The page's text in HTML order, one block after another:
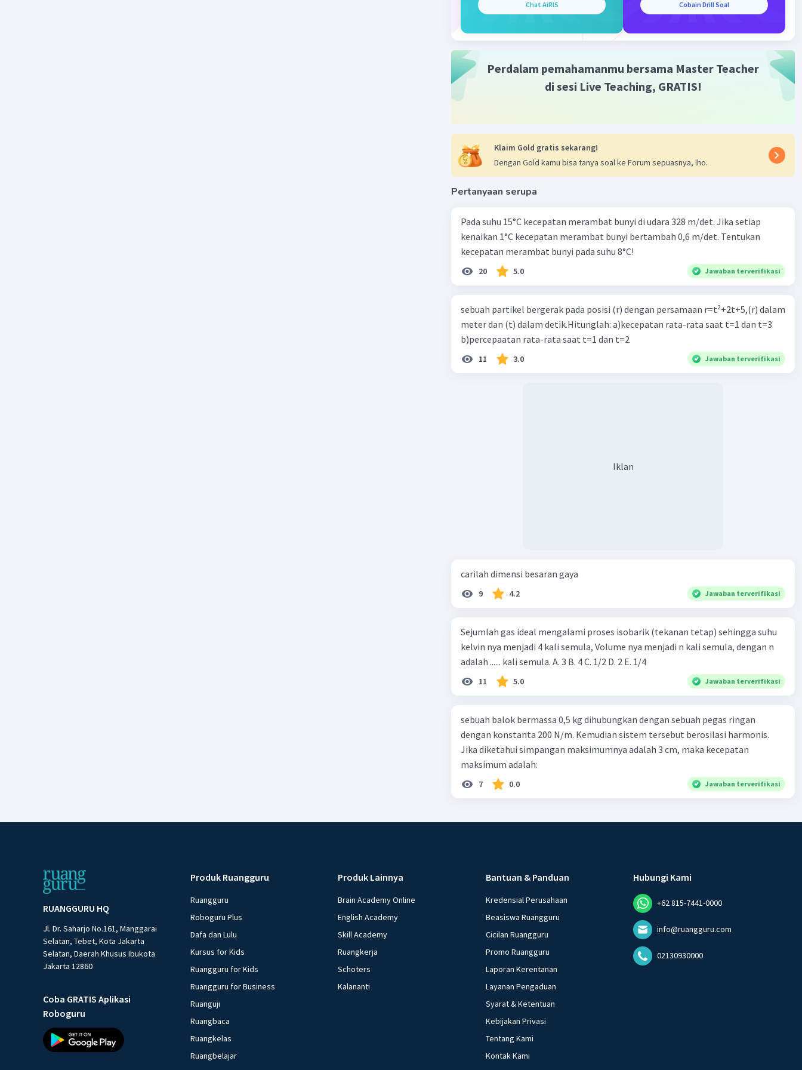
Chat AiRIS Cobain Drill Soal
Perdalam pemahamanmu bersama Master Teacher
di sesi Live Teaching, GRATIS!
Klaim Gold gratis sekarang!
Dengan Gold kamu bisa tanya soal ke Forum sepuasnya, lho.
Pertanyaan serupa
Pada suhu 15°C kecepatan merambat bunyi di udara 328 m/det. Jika setiap
kenaikan 1°C kecepatan merambat bunyi bertambah 0,6 m/det. Tentukan
kecepatan merambat bunyi pada suhu 8°C!
20 5.0 Jawaban terverifikasi
sebuah partikel bergerak pada posisi (r) dengan persamaan r=t²+2t+5,(r) dalam
meter dan (t) dalam detik.Hitunglah: a)kecepatan rata-rata saat t=1 dan t=3
b)percepaatan rata-rata saat t=1 dan t=2
11 3.0 Jawaban terverifikasi
Iklan
carilah dimensi besaran gaya
9 4.2 Jawaban terverifikasi
Sejumlah gas ideal mengalami proses isobarik (tekanan tetap) sehingga suhu
kelvin nya menjadi 4 kali semula, Volume nya menjadi n kali semula, dengan n
adalah ...... kali semula. A. 3 B. 4 C. 1/2 D. 2 E. 1/4
11 5.0 Jawaban terverifikasi
sebuah balok bermassa 0,5 kg dihubungkan dengan sebuah pegas ringan
dengan konstanta 200 N/m. Kemudian sistem tersebut berosilasi harmonis.
Jika diketahui simpangan maksimumnya adalah 3 cm, maka kecepatan
maksimum adalah:
7 0.0 Jawaban terverifikasi
RUANGGURU HQ
Jl. Dr. Saharjo No.161, Manggarai
Selatan, Tebet, Kota Jakarta
Selatan, Daerah Khusus Ibukota
Jakarta 12860
Coba GRATIS Aplikasi
Roboguru
Produk Ruangguru
Ruangguru
Roboguru Plus
Dafa dan Lulu
Kursus for Kids
Ruangguru for Kids
Ruangguru for Business
Ruanguji
Ruangbaca
Ruangkelas
Ruangbelajar
Produk Lainnya
Brain Academy Online
English Academy
Skill Academy
Ruangkerja
Schoters
Kalananti
Bantuan & Panduan
Kredensial Perusahaan
Beasiswa Ruangguru
Cicilan Ruangguru
Promo Ruangguru
Laporan Kerentanan
Layanan Pengaduan
Syarat & Ketentuan
Kebijakan Privasi
Tentang Kami
Kontak Kami
Hubungi Kami
+62 815-7441-0000
info@ruangguru.com
02130930000